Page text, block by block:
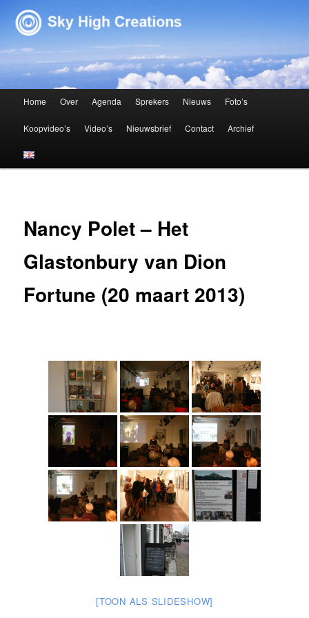
Sky High Creations
Spring naar de primaire inhoud
Spring naar de secundaire inhoud
Home Over Agenda Sprekers Nieuws Foto’s
Koopvideo’s Video’s Nieuwsbrief Contact Archief
Nancy Polet – Het
Glastonbury van Dion
Fortune (20 maart 2013)
[TOON ALS SLIDESHOW]